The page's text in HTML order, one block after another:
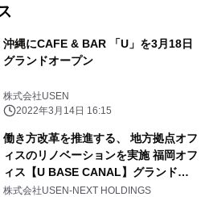
沖縄にCAFE & BAR 「U」を3月18日
グランドオープン
株式会社USEN
2022年3月14日 16:15
働き方改革を推進する、 地方拠点オフ
ィスのリノベーションを実施 福岡オフ
ィス【U BASE CANAL】グランドオ
ープン
株式会社USEN-NEXT HOLDINGS